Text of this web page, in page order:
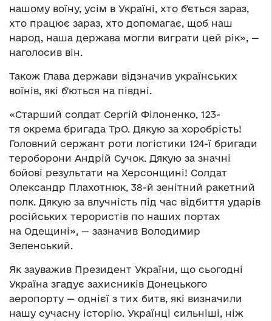
нашому воїну, усім в Україні, хто бʼється зараз,
хто працює зараз, хто допомагає, щоб наш
народ, наша держава могли виграти цей рік», —
наголосив він.
Також Глава держави відзначив українських
воїнів, які бʼються на півдні.
«Старший солдат Сергій Філоненко, 123-
тя окрема бригада ТрО. Дякую за хоробрість!
Головний сержант роти логістики 124-ї бригади
тероборони Андрій Сучок. Дякую за значні
бойові результати на Херсонщині! Солдат
Олександр Плахотнюк, 38-й зенітний ракетний
полк. Дякую за влучність під час відбиття ударів
російських терористів по наших портах
на Одещині», — зазначив Володимир
Зеленський.
Як зауважив Президент України, що сьогодні
Україна згадує захисників Донецького
аеропорту — однієї з тих битв, які визначили
нашу сучасну історію. Українці сильніші, ніж